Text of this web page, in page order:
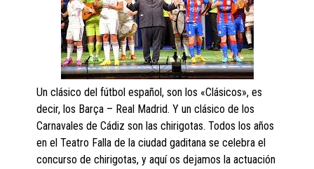
Un clásico del fútbol español, son los «Clásicos», es
decir, los Barça – Real Madrid. Y un clásico de los
Carnavales de Cádiz son las chirigotas. Todos los años
en el Teatro Falla de la ciudad gaditana se celebra el
concurso de chirigotas, y aquí os dejamos la actuación